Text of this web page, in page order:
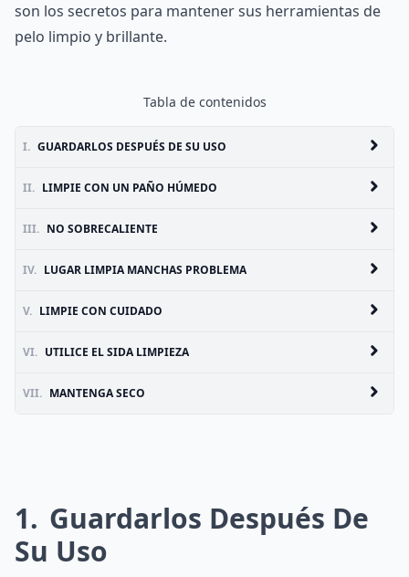
son los secretos para mantener sus herramientas de
pelo limpio y brillante.
Tabla de contenidos
I. GUARDARLOS DESPUÉS DE SU USO
II. LIMPIE CON UN PAÑO HÚMEDO
III. NO SOBRECALIENTE
IV. LUGAR LIMPIA MANCHAS PROBLEMA
V. LIMPIE CON CUIDADO
VI. UTILICE EL SIDA LIMPIEZA
VII. MANTENGA SECO
1
Guardarlos Después De
Su Uso